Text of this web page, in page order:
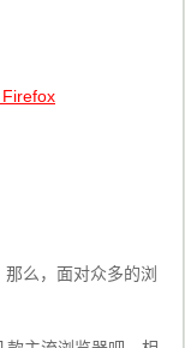
么，面对众多的浏